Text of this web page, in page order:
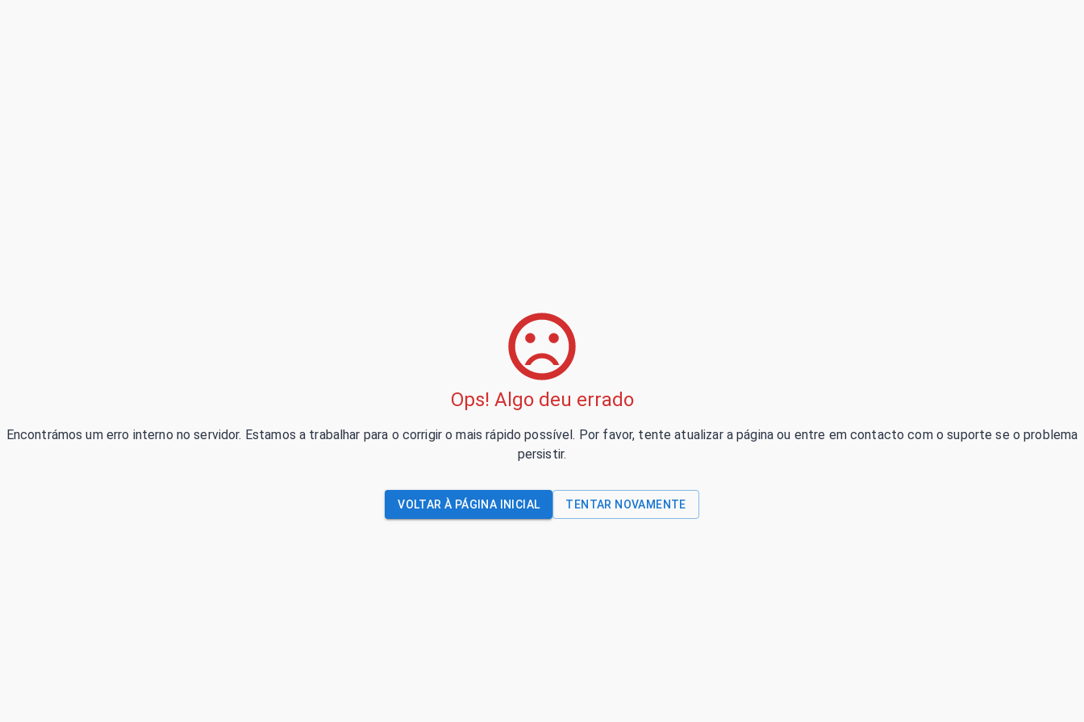
Ops! Algo deu errado
Encontrámos um erro interno no servidor. Estamos a trabalhar para o corrigir o mais rápido possível. Por favor, tente atualizar a página ou entre em contacto com o suporte se o problema
persistir.
VOLTAR À PÁGINA INICIAL TENTAR NOVAMENTE